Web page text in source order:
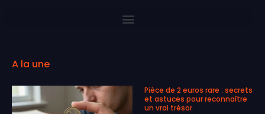
A la une
Pièce de 2 euros rare : secrets
et astuces pour reconnaître
un vrai trésor